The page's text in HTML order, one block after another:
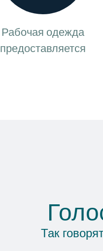
Рабочая одежда
предоставляется
Так